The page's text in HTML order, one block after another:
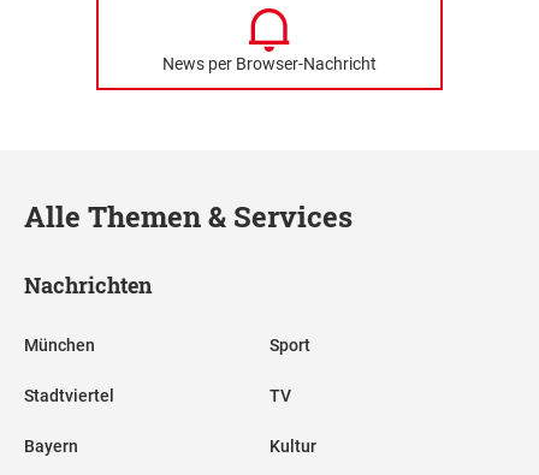
News per Browser-Nachricht
Alle Themen & Services
Nachrichten
München
Stadtviertel
Bayern
Sport
TV
Kultur